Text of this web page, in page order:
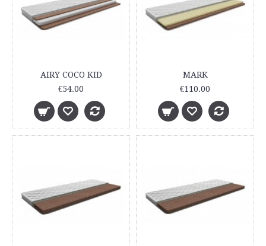
AIRY COCO KID
€54.00
MARK
€110.00